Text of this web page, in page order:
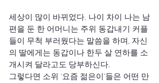
세상이 많이 바뀌었다. 나이 차이 나는 남
편을 둔 한 어머니는 주위 동갑내기 커플
들이 무척 부러웠다는 말씀을 하며, 자신
의 딸에게는 동갑이나 한두 살 연하를 소
개시켜 달라고도 당부하신다.
그렇다면 소위 ‘요즘 젊은이’들은 어떤 만